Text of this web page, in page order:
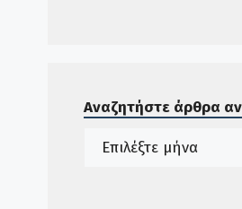
Αναζητήστε άρθρα
Ιστορικό